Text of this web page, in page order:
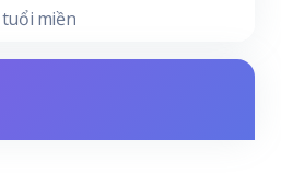
miền